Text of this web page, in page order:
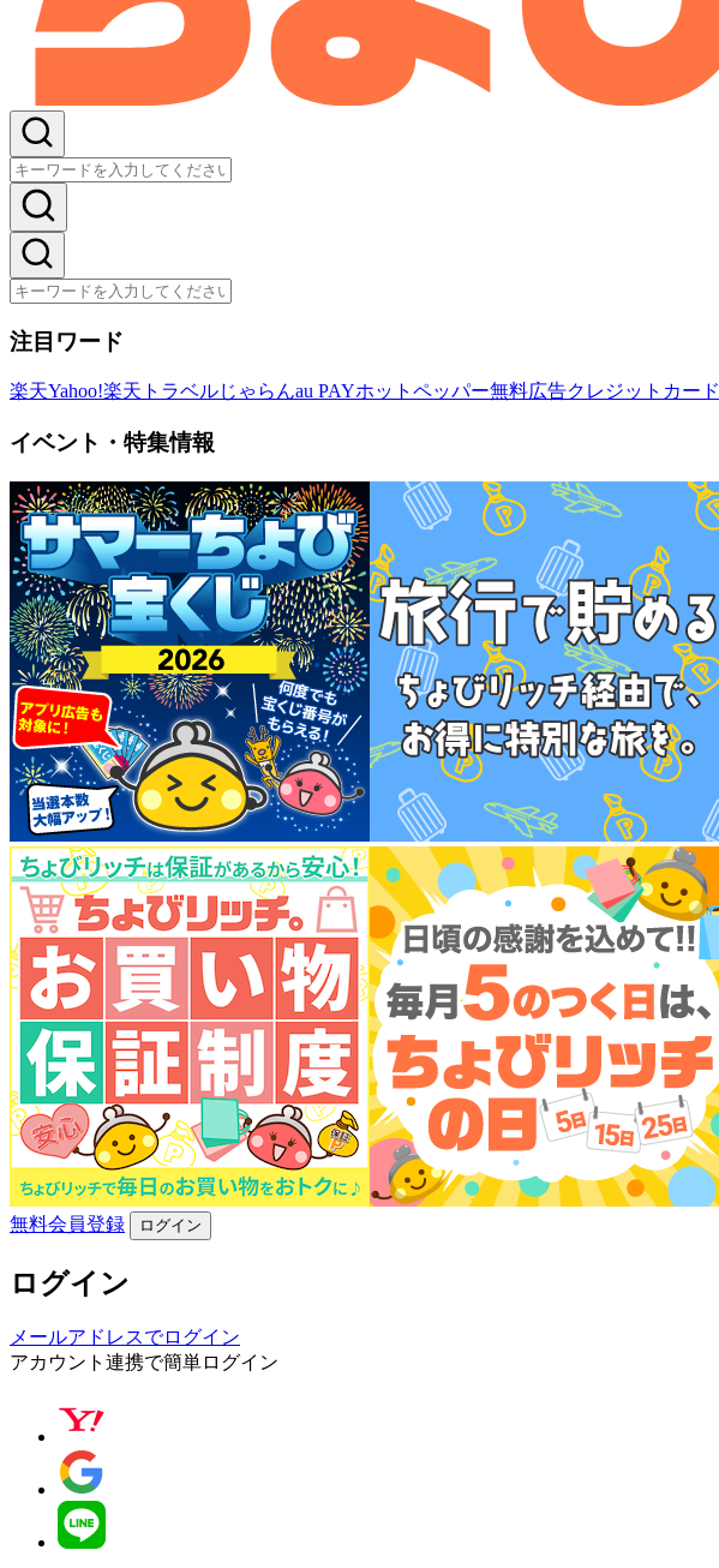
注目ワード
楽天Yahoo!楽天トラベルじゃらんau PAYホットペッパー無料広告クレジットカード
イベント・特集情報
無料会員登録 ログイン
ログイン
メールアドレスでログイン
アカウント連携で簡単ログイン